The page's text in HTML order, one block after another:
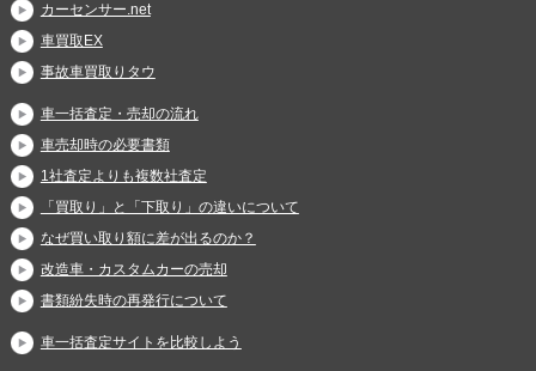
カーセンサー.net
車買取EX
事故車買取りタウ
車一括査定・売却の流れ
車売却時の必要書類
1社査定よりも複数社査定
「買取り」と「下取り」の違いについて
なぜ買い取り額に差が出るのか？
改造車・カスタムカーの売却
書類紛失時の再発行について
車一括査定サイトを比較しよう